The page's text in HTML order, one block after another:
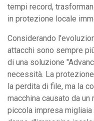
tempi record,
in protezione locale
Considerando
attacchi sono sempre
di una soluzione
necessità. La
la perdita di file, ma la
macchina causato da
piccola impresa